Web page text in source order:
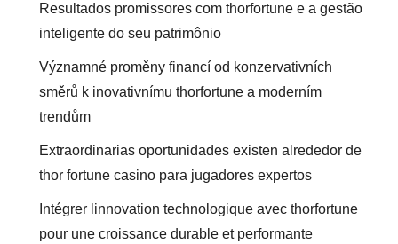
Resultados promissores com thorfortune e a gestão
inteligente do seu patrimônio
Významné proměny financí od konzervativních
směrů k inovativnímu thorfortune a moderním
trendům
Extraordinarias oportunidades existen alrededor de
thor fortune casino para jugadores expertos
Intégrer linnovation technologique avec thorfortune
pour une croissance durable et performante